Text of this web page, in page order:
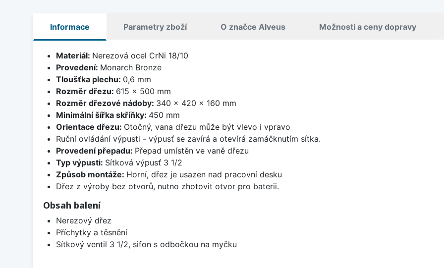
Informace Parametry zboží O značce Alveus Možnosti a ceny dopravy
Materiál: Nerezová ocel CrNi 18/10
Provedení: Monarch Bronze
Tloušťka plechu: 0,6 mm
Rozměr dřezu: 615 x 500 mm
Rozměr dřezové nádoby: 340 x 420 x 160 mm
Minimální šířka skříňky: 450 mm
Orientace dřezu: Otočný, vana dřezu může být vlevo i vpravo
Ruční ovládání výpusti - výpusť se zavírá a otevírá zamáčknutím sítka.
Provedení přepadu: Přepad umístěn ve vaně dřezu
Typ výpusti: Sítková výpusť 3 1/2
Způsob montáže: Horní, dřez je usazen nad pracovní desku
Dřez z výroby bez otvorů, nutno zhotovit otvor pro baterii.
Obsah balení
Nerezový dřez
Příchytky a těsnění
Sítkový ventil 3 1/2, sifon s odbočkou na myčku